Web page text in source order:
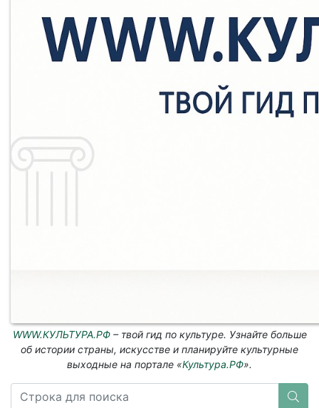
WWW.КУЛЬТУРА.РФ– твой гид по культуре. Узнайте больше
об истории страны, искусстве и планируйте культурные
выходные на портале «Культура.РФ».